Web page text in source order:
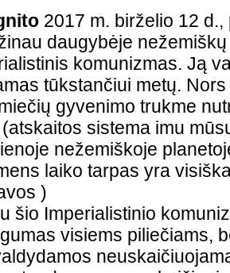
2017 m. birželio 12 d.,
daugybėje
komunizmas. Ją
tūkstančiui metų.
gyvenimo trukme
sistema imu
nežemiškoje
laiko tarpas yra
)
šio Imperialistinio
visiems piliečiams,